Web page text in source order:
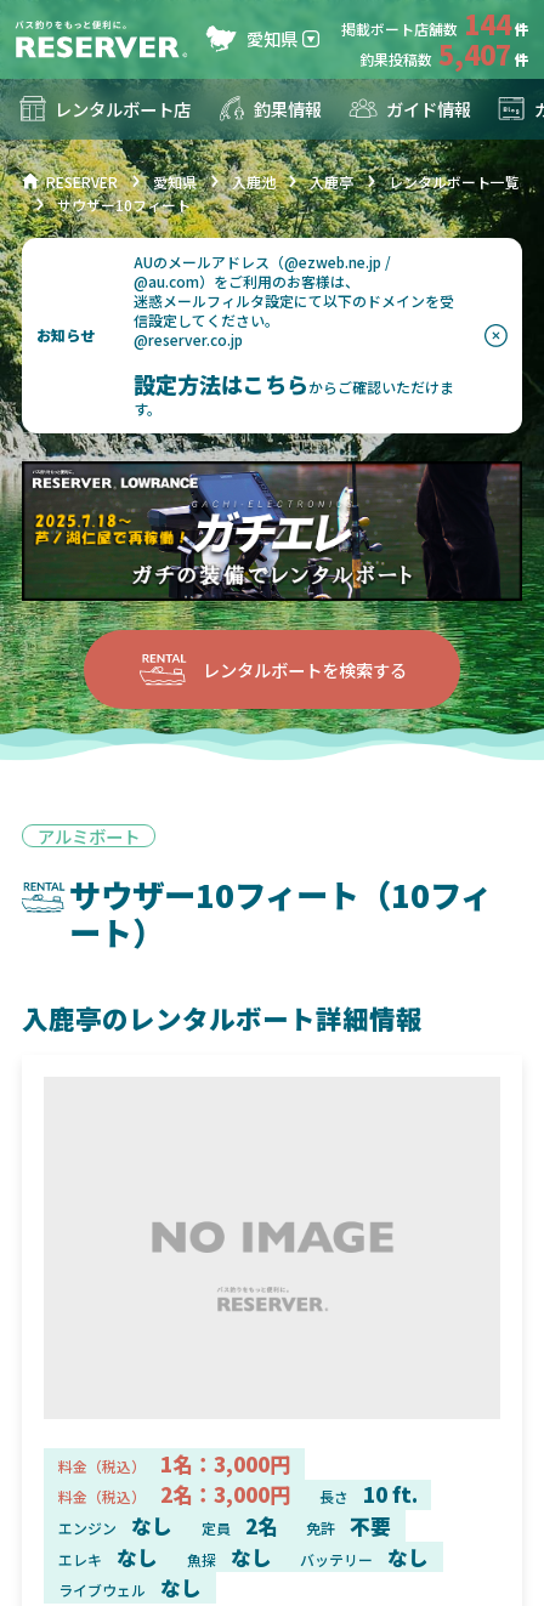
愛知県 掲載ボート店舗数 144
釣果投稿数 5,407
レンタルボート店 釣果情報 ガイド情報
RESERVER 愛知県 入鹿池 入鹿亭
レンタルボート一覧
サウザー10フィート
お知らせ
AUのメールアドレス（@ezweb.ne.jp /
@au.com）をご利用のお客様は、
迷惑メールフィルタ設定にて以下のドメインを受
信設定してください。
@reserver.co.jp
設定方法はこちらからご確認いただけま
す。
レンタルボートを検索する
アルミボート
サウザー10フィート（10フィ
ート）
入鹿亭のレンタルボート詳細情報
料金（税込） 1名：3,000円
料金（税込） 2名：3,000円 長さ 10 ft.
エンジン なし 定員 2名 免許 不要
エレキ なし 魚探 なし バッテリー なし
ライブウェル なし